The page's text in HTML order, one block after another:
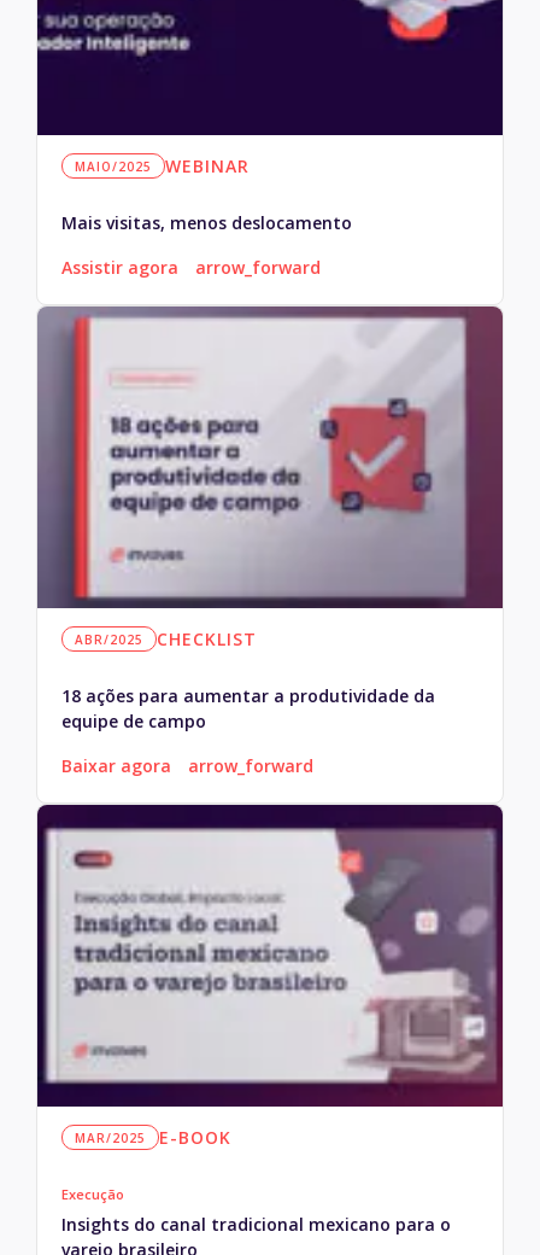
MAIO/2025 WEBINAR
Mais visitas, menos deslocamento
Assistir agora
arrow_forward
ABR/2025 CHECKLIST
18 ações para aumentar a produtividade da
equipe de campo
Baixar agora
arrow_forward
MAR/2025 E-BOOK
Execução
Insights do canal tradicional mexicano para o
varejo brasileiro